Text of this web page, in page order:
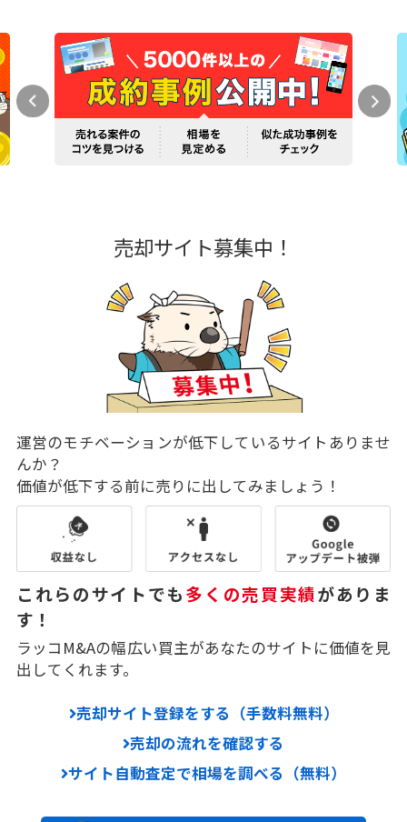
売却サイト募集中！
運営のモチベーションが低下しているサイトありませ
んか？
価値が低下する前に売りに出してみましょう！
これらのサイトでも多くの売買実績がありま
す！
ラッコM&Aの幅広い買主があなたのサイトに価値を見
出してくれます。
売却サイト登録をする（手数料無料）
売却の流れを確認する
サイト自動査定で相場を調べる（無料）